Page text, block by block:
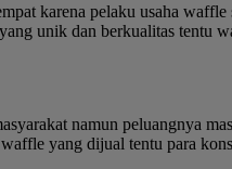
karena pelaku usaha
unik dan berkualitas tentu
namun peluangnya
yang dijual tentu para